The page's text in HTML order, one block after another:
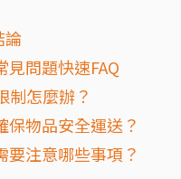
論
問題快速FAQ
制怎麼辦？
保物品安全運送？
要注意哪些事項？